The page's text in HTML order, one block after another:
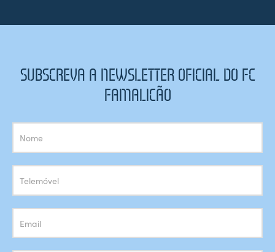
SUBSCREVA A NEWSLETTER OFICIAL DO FC
FAMALICÃO
Subscrição
Newsletter